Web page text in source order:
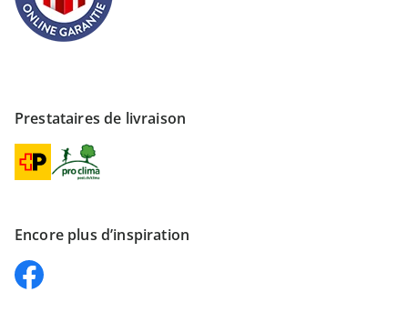
Prestataires de livraison
Encore plus d’inspiration